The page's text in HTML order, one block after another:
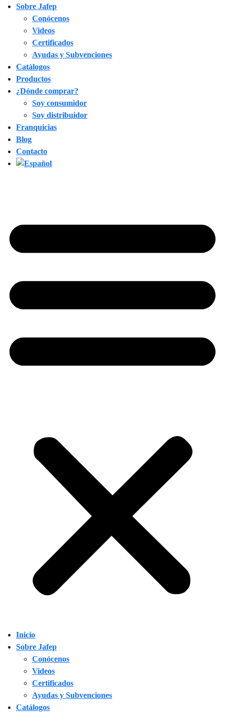
Sobre Jafep
Conócenos
Videos
Certificados
Ayudas y Subvenciones
Catálogos
Productos
¿Dónde comprar?
Soy consumidor
Soy distribuidor
Franquicias
Blog
Contacto
Inicio
Sobre Jafep
Conócenos
Videos
Certificados
Ayudas y Subvenciones
Catálogos